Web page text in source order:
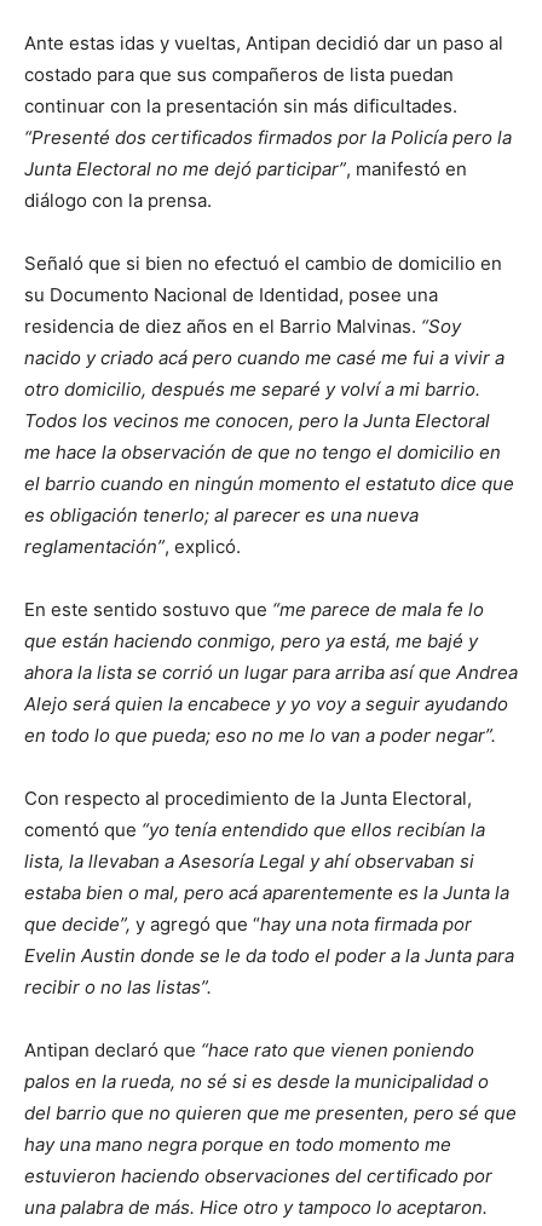
Ante estas idas y vueltas, Antipan decidió dar un paso al
costado para que sus compañeros de lista puedan
continuar con la presentación sin más dificultades.
“Presenté dos certificados firmados por la Policía pero la
Junta Electoral no me dejó participar”, manifestó en
diálogo con la prensa.
Señaló que si bien no efectuó el cambio de domicilio en
su Documento Nacional de Identidad, posee una
residencia de diez años en el Barrio Malvinas. “Soy
nacido y criado acá pero cuando me casé me fui a vivir a
otro domicilio, después me separé y volví a mi barrio.
Todos los vecinos me conocen, pero la Junta Electoral
me hace la observación de que no tengo el domicilio en
el barrio cuando en ningún momento el estatuto dice que
es obligación tenerlo; al parecer es una nueva
reglamentación”, explicó.
En este sentido sostuvo que “me parece de mala fe lo
que están haciendo conmigo, pero ya está, me bajé y
ahora la lista se corrió un lugar para arriba así que Andrea
Alejo será quien la encabece y yo voy a seguir ayudando
en todo lo que pueda; eso no me lo van a poder negar”.
Con respecto al procedimiento de la Junta Electoral,
comentó que “yo tenía entendido que ellos recibían la
lista, la llevaban a Asesoría Legal y ahí observaban si
estaba bien o mal, pero acá aparentemente es la Junta la
que decide”, y agregó que “hay una nota firmada por
Evelin Austin donde se le da todo el poder a la Junta para
recibir o no las listas”.
Antipan declaró que “hace rato que vienen poniendo
palos en la rueda, no sé si es desde la municipalidad o
del barrio que no quieren que me presenten, pero sé que
hay una mano negra porque en todo momento me
estuvieron haciendo observaciones del certificado por
una palabra de más. Hice otro y tampoco lo aceptaron.